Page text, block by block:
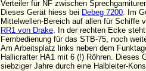
Verteiler für NF zwischen
Dieses Gerät hiess bei Debeg 7200. Im
Mittelwellen-Bereich auf allen für Schiffe
RR1 von Drake. In der rechten Ecke
Fernbedienung für das STB-75, noch
Am Arbeitsplatz links neben dem
Hallicrafter HA1 mit 6 (!) Röhren. Dieses
siebziger Jahre durch eine Halbleiter-